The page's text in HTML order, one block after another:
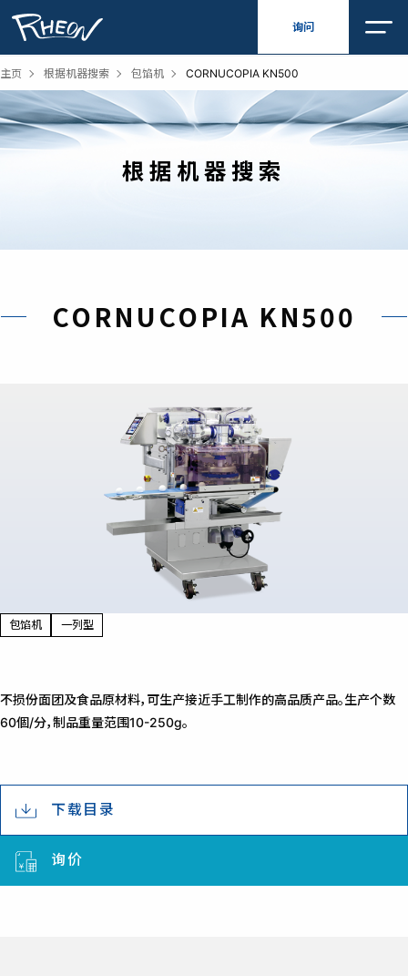
容
询问
主页 根据机器搜索 包馅机 CORNUCOPIA KN500
根据机器搜索
CORNUCOPIA KN500
包馅机 一列型
不损份面团及食品原材料，可生产接近手工制作的高品质产品。生产个数
60個/分，制品重量范围10-250g。
下载目录
询价